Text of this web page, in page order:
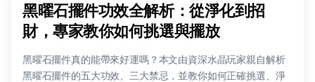
黑曜石擺件功效全解析：從淨化到招
財，專家教你如何挑選與擺放
黑曜石擺件真的能帶來好運嗎？本文由資深水晶玩家親自解析
黑曜石擺件的五大功效、三大禁忌，並教你如何正確挑選、淨